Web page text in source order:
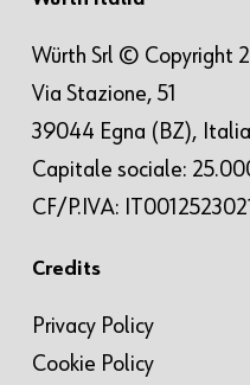
Würth Srl © Copyright
Via Stazione, 51
39044 Egna (BZ), Italia
Capitale sociale:
CF/P.IVA:
Credits
Privacy Policy
Cookie Policy